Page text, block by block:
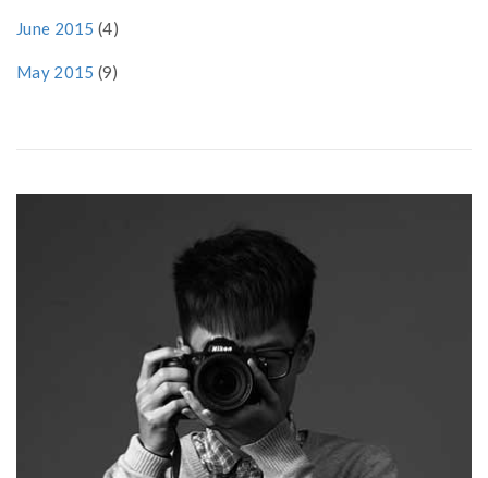
June 2015 (4)
May 2015 (9)